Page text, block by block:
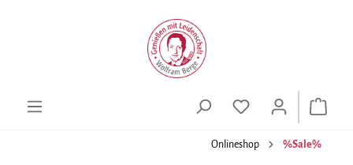
Onlineshop %Sale%